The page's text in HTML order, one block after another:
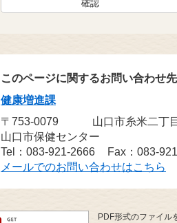
このページに関するお問い合わせ先
健康増進課
〒753-0079
山口市糸米二丁
山口市保健センター
Tel：083-921-2666
Fax：083-
メールでのお問い合わせはこちら
PDF形式のファイル